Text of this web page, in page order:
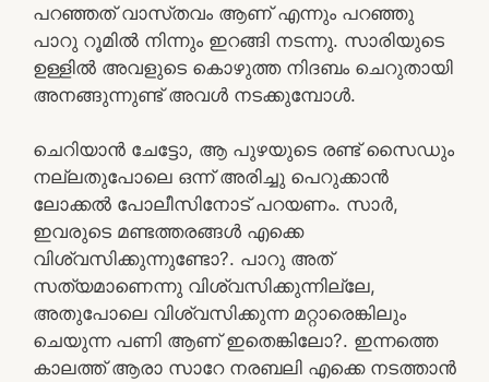
പറഞ്ഞത് വാസ്‌തവം ആണ് എന്നും പറഞ്ഞു
പാറു റൂമിൽ നിന്നും ഇറങ്ങി നടന്നു. സാരിയുടെ
ഉള്ളിൽ അവളുടെ കൊഴുത്ത നിദബം ചെറുതായി
അനങ്ങുന്നുണ്ട് അവൾ നടക്കുമ്പോൾ.
ചെറിയാൻ ചേട്ടോ, ആ പുഴയുടെ രണ്ട് സൈഡും
നല്ലതുപോലെ ഒന്ന് അരിച്ചു പെറുക്കാൻ
ലോക്കൽ പോലീസിനോട് പറയണം. സാർ,
ഇവരുടെ മണ്ടത്തരങ്ങൾ എക്കെ
വിശ്വസിക്കുന്നുണ്ടോ?. പാറു അത്
സത്യമാണെന്നു വിശ്വസിക്കുന്നില്ലേ,
അതുപോലെ വിശ്വസിക്കുന്ന മറ്റാരെങ്കിലും
ചെയുന്ന പണി ആണ് ഇതെങ്കിലോ?. ഇന്നത്തെ
കാലത്ത് ആരാ സാറേ നരബലി എക്കെ നടത്താൻ